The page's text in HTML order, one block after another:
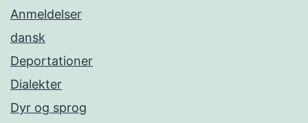
Anmeldelser
dansk
Deportationer
Dialekter
Dyr og sprog